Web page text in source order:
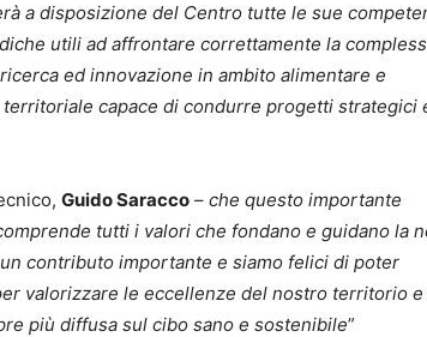
a disposizione del Centro tutte le sue
utili ad affrontare correttamente la
ed innovazione in ambito alimentare e
capace di condurre progetti strategici
Guido Saracco – che questo importante
tutti i valori che fondano e guidano la
contributo importante e siamo felici di poter
valorizzare le eccellenze del nostro territorio e
più diffusa sul cibo sano e sostenibile”